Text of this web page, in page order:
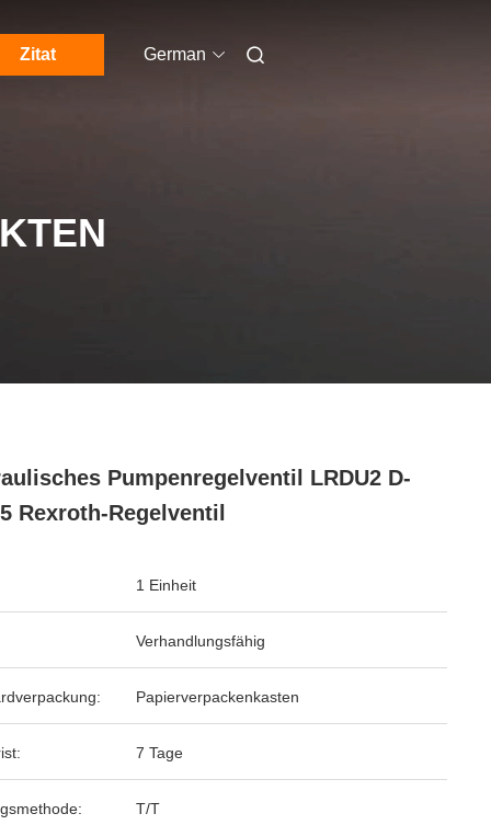
Zitat German
Pumpenregelventil LRDU2 D-
Rexroth-Regelventil
1 Einheit
Verhandlungsfähig
Papierverpackenkasten
7 Tage
T/T